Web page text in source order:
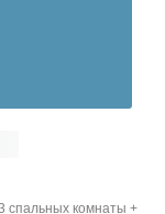
спальных комнаты +